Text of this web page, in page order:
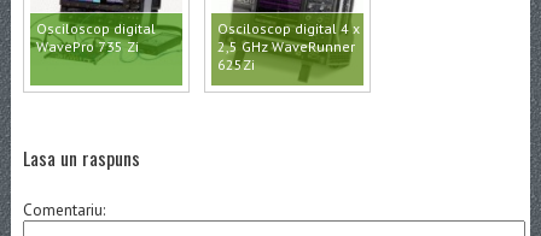
Osciloscop digital
WavePro 735 Zi
Osciloscop digital 4 x
2,5 GHz WaveRunner
625Zi
Lasa un raspuns
Comentariu